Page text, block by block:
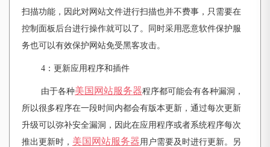
扫描功能，因此对网站文件进行扫描也并不费事，只需要在
控制面板后台进行操作就可以了。同时采用恶意软件保护服
务也可以有效保护网站免受黑客攻击。
4 ：更新应用程序和插件
由于各种美国网站服务器程序都可能会有各种漏洞，
所以很多程序在一段时间内都会有版本更新，通过每次更新
升级可以弥补安全漏洞，因此在应用程序或者系统程序每次
推出更新时， 美国网站服务器 用户需要及时进行更新。另